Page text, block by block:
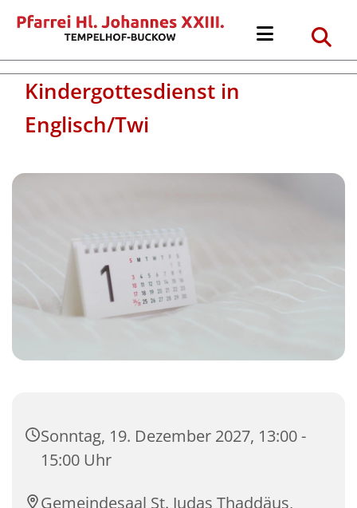
Kindergottesdienst in
Englisch/Twi
Sonntag, 19. Dezember 2027, 13:00 -
15:00 Uhr
Gemeindesaal St. Judas Thaddäus,